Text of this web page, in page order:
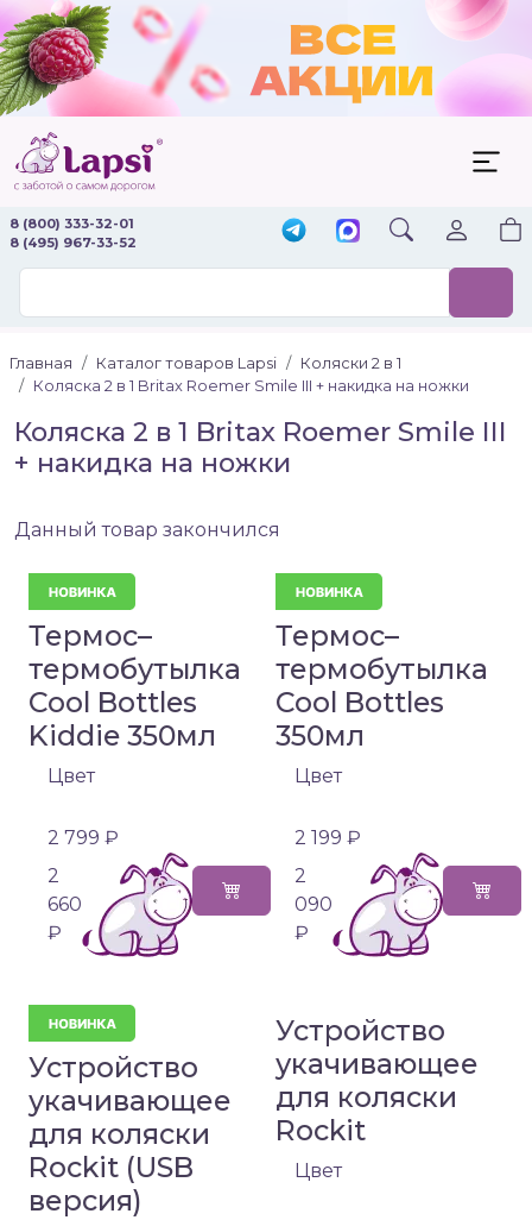
8 (800) 333-32-01
8 (495) 967-33-52
Главная Каталог товаров Lapsi
Коляски 2 в 1
Коляска 2 в 1 Britax Roemer Smile III + накидка на ножки
Коляска 2 в 1 Britax Roemer Smile III
+ накидка на ножки
Данный товар закончился
Термос–
термобутылка
Cool Bottles
Kiddie 350мл
Цвет
2 799 ₽
2
660
₽
Термос–
термобутылка
Cool Bottles
350мл
Цвет
2 199 ₽
2
090
₽
Устройство
укачивающее
для коляски
Rockit (USB
версия)
Устройство
укачивающее
для коляски
Rockit
Цвет